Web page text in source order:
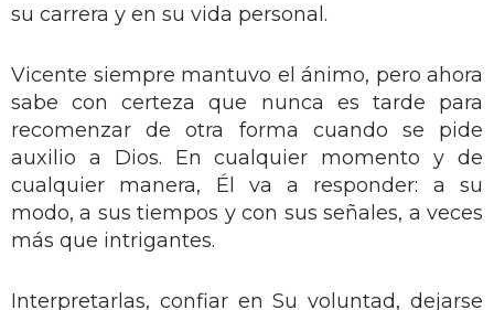
su carrera y en su vida personal.
Vicente siempre mantuvo el ánimo, pero ahora
sabe con certeza que nunca es tarde para
recomenzar de otra forma cuando se pide
auxilio a Dios. En cualquier momento y de
cualquier manera, Él va a responder: a su
modo, a sus tiempos y con sus señales, a veces
más que intrigantes.
Interpretarlas, confiar en Su voluntad, dejarse